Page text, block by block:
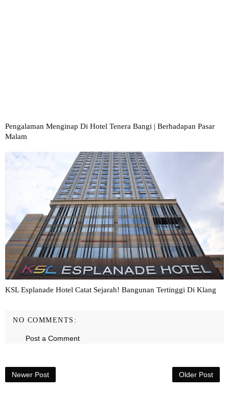
Pengalaman Menginap Di Hotel Tenera Bangi | Berhadapan Pasar
Malam
KSL Esplanade Hotel Catat Sejarah! Bangunan Tertinggi Di Klang
NO COMMENTS:
Post a Comment
Newer Post Older Post